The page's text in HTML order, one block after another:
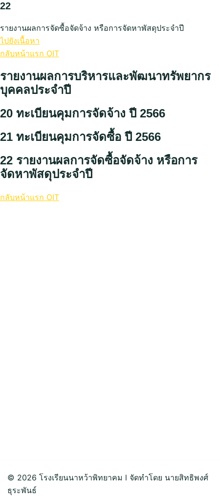
22
รายงานผลการจัดซื้อจัดจ้าง หรือการจัดหาพัสดุประจำปี
ไปยังเนื้อหา
กลับหน้าแรก OIT
รายงานผลการบริหารและพัฒนาทรัพยากร
บุคคลประจำปี
20 ทะเบียนคุมการจัดจ้าง ปี 2566
21 ทะเบียนคุมการจัดซื้อ ปี 2566
22 รายงานผลการจัดซื้อจัดจ้าง หรือการ
จัดหาพัสดุประจำปี
กลับหน้าแรก OIT
© 2026 โรงเรียนนาหว้าพิทยาคม l จัดทำโดย นายสิทธิพงศ์
ธุระพันธ์